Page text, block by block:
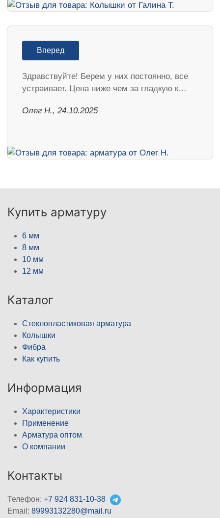
Вперед
Здравствуйте! Берем у них постоянно, все
устраивает. Цена ниже чем за гладкую к…
Олег Н., 24.10.2025
Купить арматуру
6 мм
8 мм
10 мм
12 мм
Каталог
Стеклопластиковая арматура
Колышки
Фибра
Как купить
Информация
Характеристики
Применение
Арматура оптом
О компании
Контакты
Телефон: +7 924 831-10-38
Email: 89993132280@mail.ru